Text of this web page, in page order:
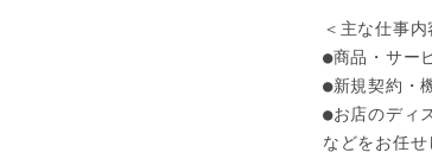
＜主な仕事内
●商品・サー
●新規契約・
●お店のディ
などをお任せ